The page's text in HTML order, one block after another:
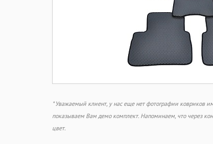
* Уважаемый клиент, у нас еще нет фотографии ковриков
показываем Вам демо комплект. Напоминаем, что через
цвет.